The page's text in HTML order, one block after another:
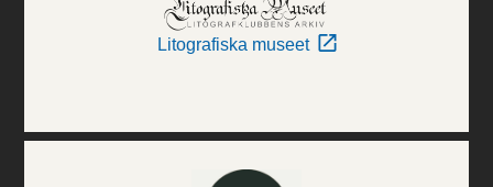
Litografiska museet